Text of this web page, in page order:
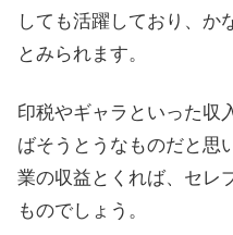
しても活躍しており、か
とみられます。
印税やギャラといった収
ばそうとうなものだと思
業の収益とくれば、セレ
ものでしょう。